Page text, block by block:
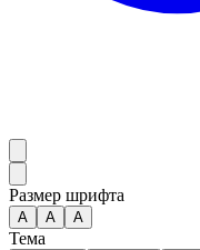
Размер шрифта
А A A
Тема